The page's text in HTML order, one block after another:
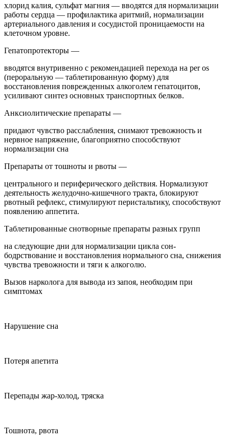
хлорид калия, сульфат магния — вводятся для нормализации
работы сердца — профилактика аритмий, нормализации
артериального давления и сосудистой проницаемости на
клеточном уровне.
Гепатопротекторы —
вводятся внутривенно с рекомендацией перехода на per os
(пероральную — таблетированную форму) для
восстановления поврежденных алкоголем гепатоцитов,
усиливают синтез основных транспортных белков.
Анксиолитические препараты —
придают чувство расслабления, снимают тревожность и
нервное напряжение, благоприятно способствуют
нормализации сна
Препараты от тошноты и рвоты —
центрального и периферического действия. Нормализуют
деятельность желудочно-кишечного тракта, блокируют
рвотный рефлекс, стимулируют перистальтику, способствуют
появлению аппетита.
Таблетированные снотворные препараты разных групп
на следующие дни для нормализации цикла сон-
бодрствование и восстановления нормального сна, снижения
чувства тревожности и тяги к алкоголю.
Вызов нарколога для вывода из запоя, необходим при
симптомах
Нарушение сна
Потеря апетита
Перепады жар-холод, тряска
Тошнота, рвота